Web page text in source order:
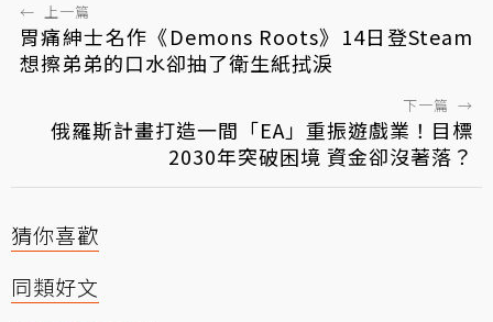
← 上一篇
胃痛紳士名作《Demons Roots》14日登Steam
想擦弟弟的口水卻抽了衛生紙拭淚
下一篇 →
俄羅斯計畫打造一間「EA」重振遊戲業！目標
2030年突破困境 資金卻沒著落？
猜你喜歡
同類好文